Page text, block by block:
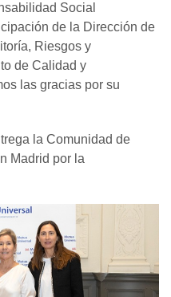
Social
de la Dirección de
Riesgos y
de Calidad y
las gracias por su
la Comunidad de
Madrid por la